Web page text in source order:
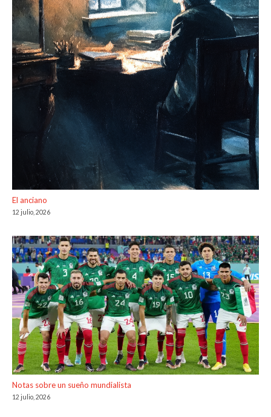
El anciano
12 julio, 2026
Notas sobre un sueño mundialista
12 julio, 2026